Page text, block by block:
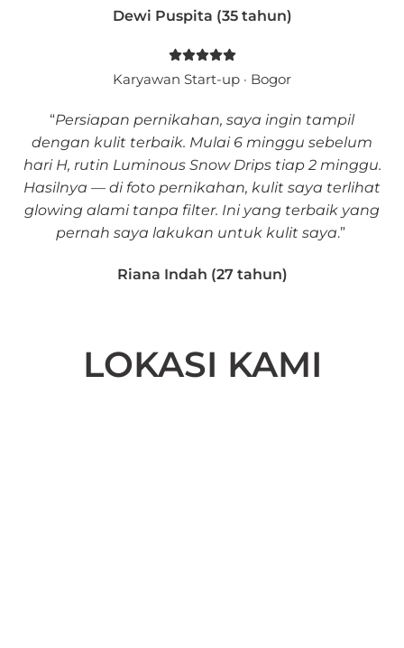
Dewi Puspita (35 tahun)
Karyawan Start-up · Bogor
“Persiapan pernikahan, saya ingin tampil
dengan kulit terbaik. Mulai 6 minggu sebelum
hari H, rutin Luminous Snow Drips tiap 2 minggu.
Hasilnya — di foto pernikahan, kulit saya terlihat
glowing alami tanpa filter. Ini yang terbaik yang
pernah saya lakukan untuk kulit saya.”
Riana Indah (27 tahun)
LOKASI KAMI